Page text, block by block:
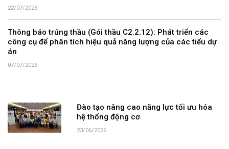
22/07/2026
Thông báo trúng thầu (Gói thầu C2.2.12): Phát triển các
công cụ để phân tích hiệu quả năng lượng của các tiểu dự
án
07/07/2026
Đào tạo nâng cao năng lực tối ưu hóa
hệ thống động cơ
23/06/2026